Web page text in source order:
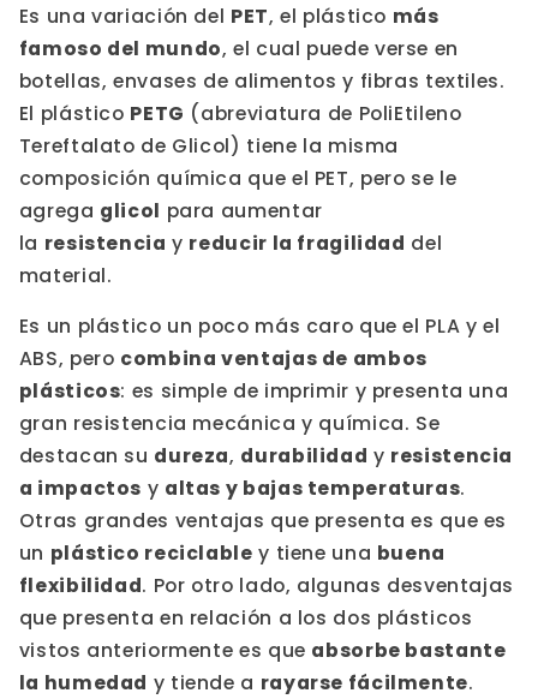
Es una variación del PET, el plástico más
famoso del mundo, el cual puede verse en
botellas, envases de alimentos y fibras textiles.
El plástico PETG (abreviatura de PoliEtileno
Tereftalato de Glicol) tiene la misma
composición química que el PET, pero se le
agrega glicol para aumentar
la resistencia y reducir la fragilidad del
material.
Es un plástico un poco más caro que el PLA y el
ABS, pero combina ventajas de ambos
plásticos: es simple de imprimir y presenta una
gran resistencia mecánica y química. Se
destacan su dureza, durabilidad y resistencia
a impactos y altas y bajas temperaturas.
Otras grandes ventajas que presenta es que es
un plástico reciclable y tiene una buena
flexibilidad. Por otro lado, algunas desventajas
que presenta en relación a los dos plásticos
vistos anteriormente es que absorbe bastante
la humedad y tiende a rayarse fácilmente.